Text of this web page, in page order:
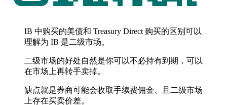
IB 中购买的美债和 Treasury Direct 购买的区别可以
理解为 IB 是二级市场。
二级市场的好处自然是你可以不必持有到期，可以
在市场上再转手卖掉。
缺点就是券商可能会收取手续费佣金、且二级市场
上存在买卖价差。